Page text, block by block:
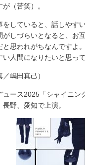
（苦笑）。
していると、話しやす
しづらいとなると、お
と思われがちなんですよ
人間になりたいと思って
／嶋田真己）
ース2025「シャイニン
野、愛知で上演。